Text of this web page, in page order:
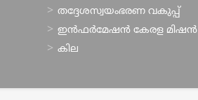
തദ്ദേശസ്വയംഭരണ വകുപ്പ്
ഇന്‍ഫര്‍മേഷന്‍ കേരള മിഷന്‍
കില